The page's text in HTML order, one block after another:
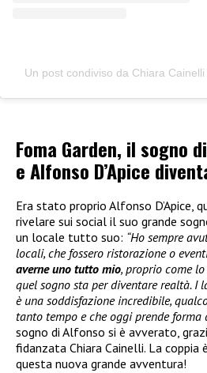
Un post condiviso da Chiara
Foma Garden, il sogno
e Alfonso D’Apice
Era stato proprio Alfonso D’Apice,
rivelare sui social il suo grande
un locale tutto suo: “Ho sempre
locali, che fossero ristorazione o
averne uno tutto mio, proprio come
quel sogno sta per diventare realtà.
è una soddisfazione incredibile,
tanto tempo e che oggi prende forma
sogno di Alfonso si è avverato,
fidanzata Chiara Cainelli. La coppia
questa nuova grande avventura!